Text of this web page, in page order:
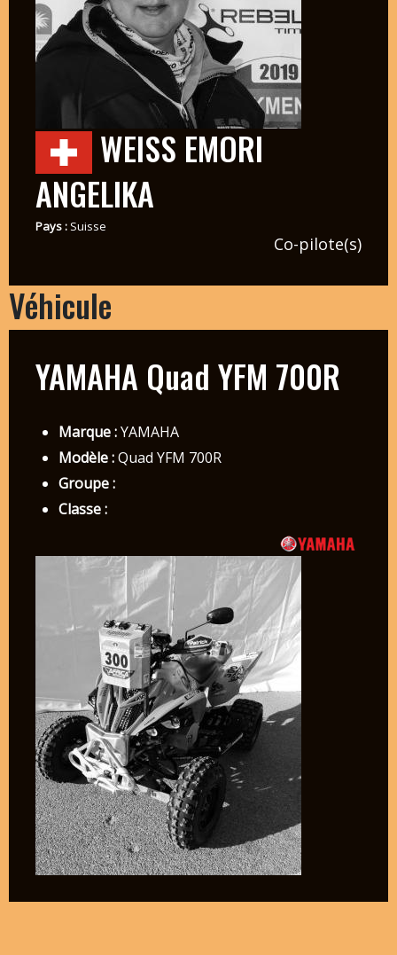
WEISS EMORI
ANGELIKA
Pays : Suisse
Co-pilote(s)
Véhicule
YAMAHA Quad YFM 700R
Marque :YAMAHA
Modèle :Quad YFM 700R
Groupe :
Classe :